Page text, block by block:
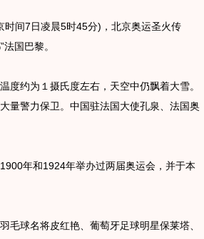
间7日凌晨5时45分)，北京奥运圣火传
国巴黎。
约为１摄氏度左右，天空中仍飘着大雪。
量警力保卫。中国驻法国大使孔泉、法国奥
年和1924年举办过两届奥运会，并于本
毛球名将皮红艳、葡萄牙足球明星保莱塔、